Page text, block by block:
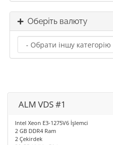
Оберіть валюту
ALM VDS #1
Intel Xeon E3-1275V6 İşlemci
2 GB DDR4 Ram
2 Çekirdek